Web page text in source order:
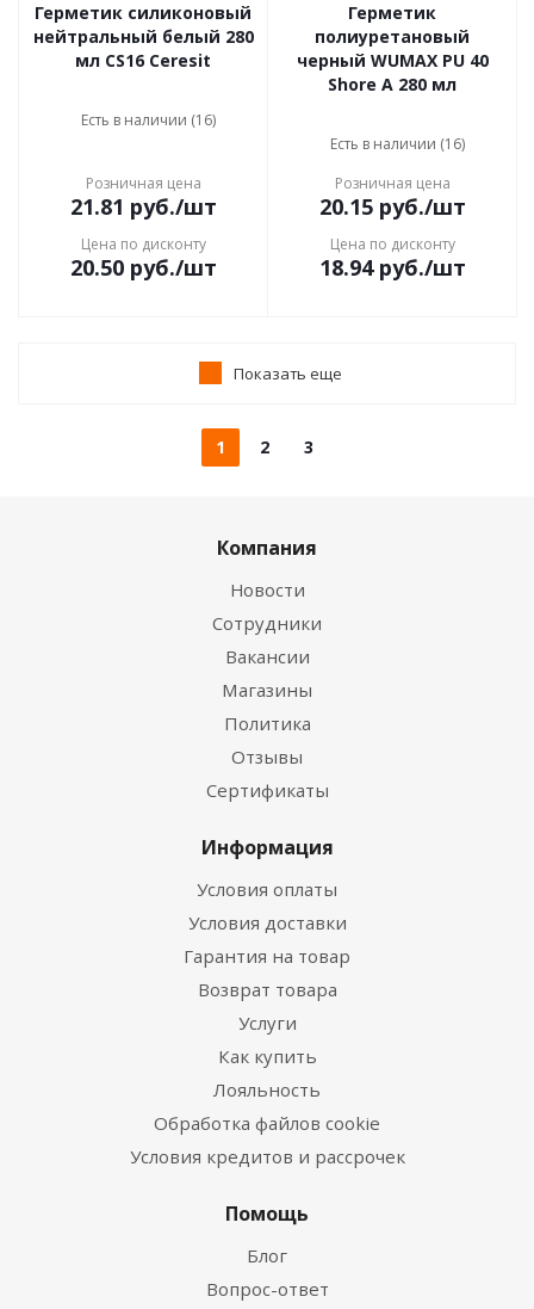
Герметик силиконовый
нейтральный белый 280
мл CS16 Ceresit
Есть в наличии (16)
Розничная цена
21.81 руб./шт
Цена по дисконту
20.50руб./шт
Герметик
полиуретановый
черный WUMAX PU 40
Shore A 280 мл
Есть в наличии (16)
Розничная цена
20.15руб./шт
Цена по дисконту
18.94руб./шт
Показать еще
1 2 3
Компания
Новости
Сотрудники
Вакансии
Магазины
Политика
Отзывы
Сертификаты
Информация
Условия оплаты
Условия доставки
Гарантия на товар
Возврат товара
Услуги
Как купить
Лояльность
Обработка файлов cookie
Условия кредитов и рассрочек
Помощь
Блог
Вопрос-ответ